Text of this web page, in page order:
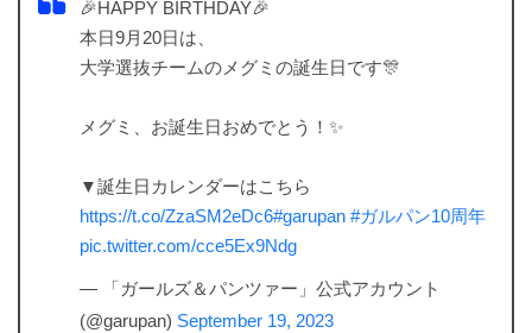
🎉HAPPY BIRTHDAY🎉
本日9月20日は、
大学選抜チームのメグミの誕生日です🎊
メグミ、お誕生日おめでとう！✨
▼誕生日カレンダーはこちら
https://t.co/ZzaSM2eDc6#garupan #ガルパン10周年
pic.twitter.com/cce5Ex9Ndg
— 「ガールズ＆パンツァー」公式アカウント
(@garupan) September 19, 2023